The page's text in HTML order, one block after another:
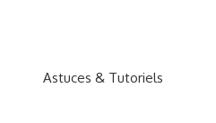
Astuces & Tutoriels